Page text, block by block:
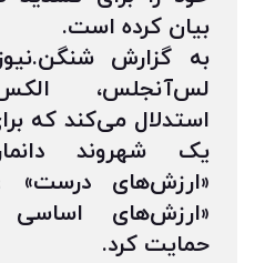
بیان کرده است.
به گزارش
لس‌آنجلس، الکس
استدلال می‌کند که
یک شهروند
«ارزش‌های
«ارزش‌های
حمایت کرد.